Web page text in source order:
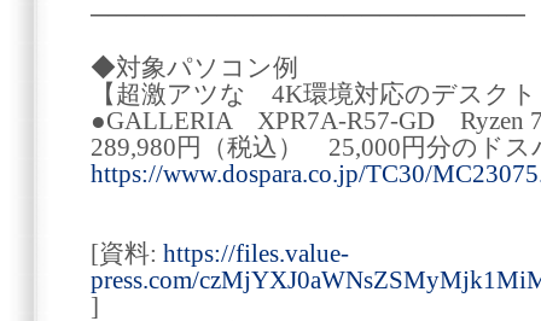
────────────────────────
◆対象パソコン例
【超激アツな 4K環境対応のデスクト
●GALLERIA XPR7A-R57-GD Ryzen
289,980円（税込） 25,000円分のド
https://www.dospara.co.jp/TC30/
[資料: https://files.value-
press.com/
]